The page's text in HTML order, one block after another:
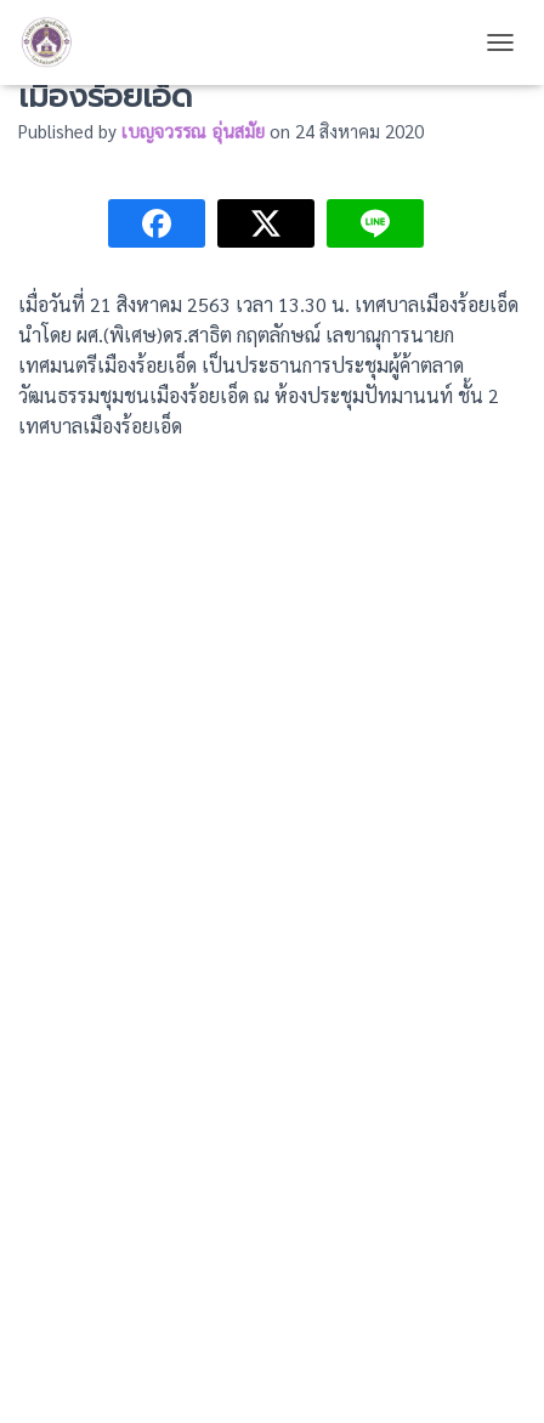
การประชุมผู้ค้าตลาดวัฒนธรรมชุมชน
เมืองร้อยเอ็ด
Published by เบญจวรรณ อุ่นสมัย on 24 สิงหาคม 2020
เมื่อวันที่ 21 สิงหาคม 2563 เวลา 13.30 น. เทศบาลเมืองร้อยเอ็ด
นำโดย ผศ.(พิเศษ)ดร.สาธิต กฤตลักษณ์ เลขาณุการนายก
เทศมนตรีเมืองร้อยเอ็ด เป็นประธานการประชุมผู้ค้าตลาด
วัฒนธรรมชุมชนเมืองร้อยเอ็ด ณ ห้องประชุมปัทมานนท์ ชั้น 2
เทศบาลเมืองร้อยเอ็ด